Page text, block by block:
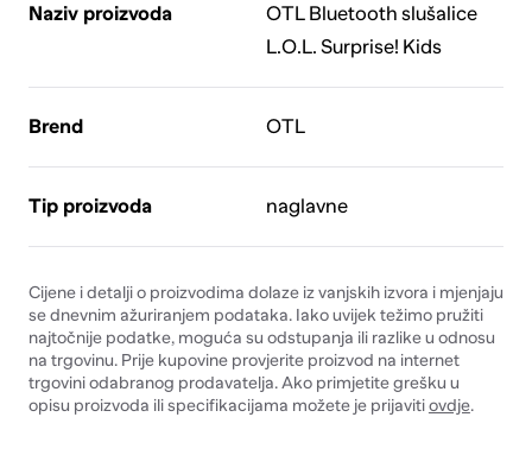
Naziv proizvoda
OTL Bluetooth slušalice
L.O.L. Surprise! Kids
Brend OTL
Tip proizvoda naglavne
Cijene i detalji o proizvodima dolaze iz vanjskih izvora i mjenjaju
se dnevnim ažuriranjem podataka. Iako uvijek težimo pružiti
najtočnije podatke, moguća su odstupanja ili razlike u odnosu
na trgovinu. Prije kupovine provjerite proizvod na internet
trgovini odabranog prodavatelja. Ako primjetite grešku u
opisu proizvoda ili specifikacijama možete je prijavitiovdje.